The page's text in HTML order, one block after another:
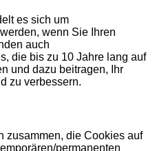
es sich um
wenn Sie Ihren
auch
die bis zu 10 Jahre lang auf
und dazu beitragen, Ihr
zu verbessern.
zusammen, die Cookies auf
permanenten